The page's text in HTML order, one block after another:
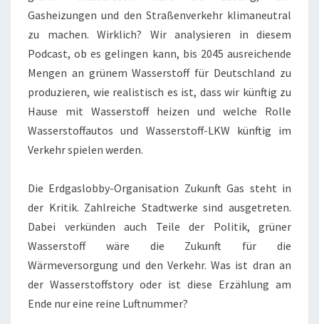
Gasheizungen und den Straßenverkehr klimaneutral
zu machen. Wirklich? Wir analysieren in diesem
Podcast, ob es gelingen kann, bis 2045 ausreichende
Mengen an grünem Wasserstoff für Deutschland zu
produzieren, wie realistisch es ist, dass wir künftig zu
Hause mit Wasserstoff heizen und welche Rolle
Wasserstoffautos und Wasserstoff-LKW künftig im
Verkehr spielen werden.
Die Erdgaslobby-Organisation Zukunft Gas steht in
der Kritik. Zahlreiche Stadtwerke sind ausgetreten.
Dabei verkünden auch Teile der Politik, grüner
Wasserstoff wäre die Zukunft für die
Wärmeversorgung und den Verkehr. Was ist dran an
der Wasserstoffstory oder ist diese Erzählung am
Ende nur eine reine Luftnummer?